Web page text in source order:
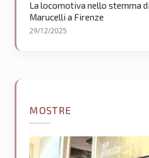
La locomotiva nello stemma
Marucelli a Firenze
29/12/2025
MOSTRE